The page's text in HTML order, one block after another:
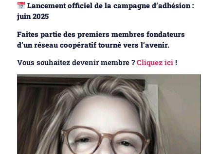
Lancement officiel de la campagne d’adhésion :
juin 2025
Faites partie des premiers membres fondateurs
d’un réseau coopératif tourné vers l’avenir.
Vous souhaitez devenir membre ? Cliquez ici !